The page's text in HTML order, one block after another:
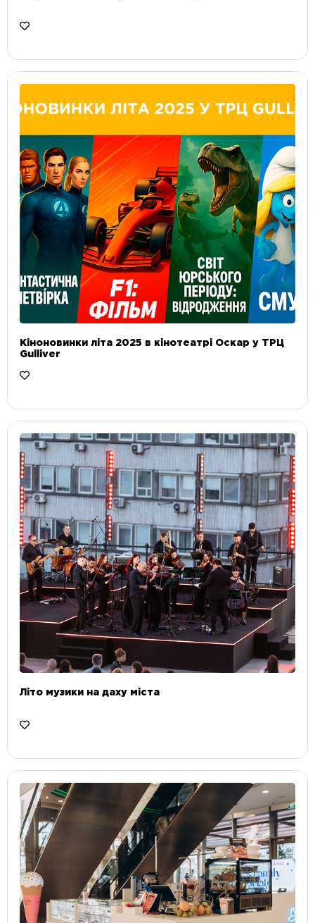
Кіноновинки літа 2025 в кінотеатрі Оскар у ТРЦ
Gulliver
Літо музики на даху міста